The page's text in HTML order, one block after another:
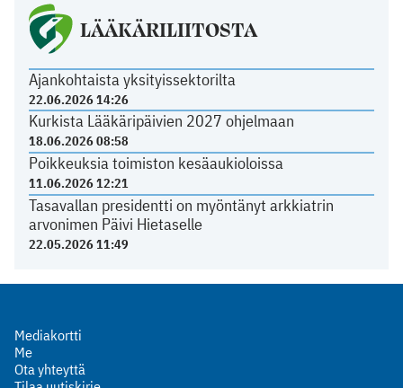
LÄÄKÄRILIITOSTA
Ajankohtaista yksityissektorilta
22.06.2026 14:26
Kurkista Lääkäripäivien 2027 ohjelmaan
18.06.2026 08:58
Poikkeuksia toimiston kesäaukioloissa
11.06.2026 12:21
Tasavallan presidentti on myöntänyt arkkiatrin
arvonimen Päivi Hietaselle
22.05.2026 11:49
Mediakortti
Me
Ota yhteyttä